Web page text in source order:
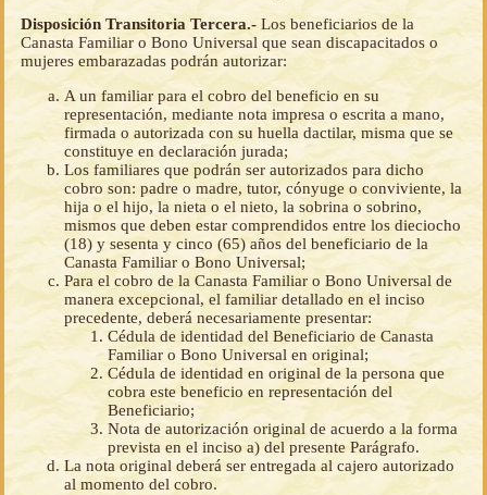
Disposición Transitoria Tercera.- Los beneficiarios de la
Canasta Familiar o Bono Universal que sean discapacitados o
mujeres embarazadas podrán autorizar:
A un familiar para el cobro del beneficio en su
representación, mediante nota impresa o escrita a mano,
firmada o autorizada con su huella dactilar, misma que se
constituye en declaración jurada;
Los familiares que podrán ser autorizados para dicho
cobro son: padre o madre, tutor, cónyuge o conviviente, la
hija o el hijo, la nieta o el nieto, la sobrina o sobrino,
mismos que deben estar comprendidos entre los dieciocho
(18) y sesenta y cinco (65) años del beneficiario de la
Canasta Familiar o Bono Universal;
Para el cobro de la Canasta Familiar o Bono Universal de
manera excepcional, el familiar detallado en el inciso
precedente, deberá necesariamente presentar:
Cédula de identidad del Beneficiario de Canasta
Familiar o Bono Universal en original;
Cédula de identidad en original de la persona que
cobra este beneficio en representación del
Beneficiario;
Nota de autorización original de acuerdo a la forma
prevista en el inciso a) del presente Parágrafo.
La nota original deberá ser entregada al cajero autorizado
al momento del cobro.